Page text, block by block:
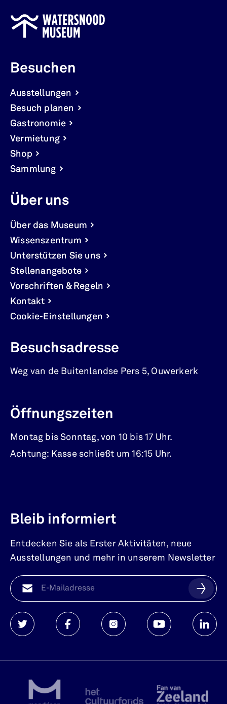
Besuchen
Ausstellungen
Besuch planen
Gastronomie
Vermietung
Shop
Sammlung
Über uns
Über das Museum
Wissenszentrum
Unterstützen Sie uns
Stellenangebote
Vorschriften & Regeln
Kontakt
Cookie-Einstellungen
Besuchsadresse
Weg van de Buitenlandse Pers 5, Ouwerkerk
Öffnungszeiten
Montag bis Sonntag, von 10 bis 17 Uhr.
Achtung: Kasse schließt um 16:15 Uhr.
Bleib informiert
Entdecken Sie als Erster Aktivitäten, neue
Ausstellungen und mehr in unserem Newsletter